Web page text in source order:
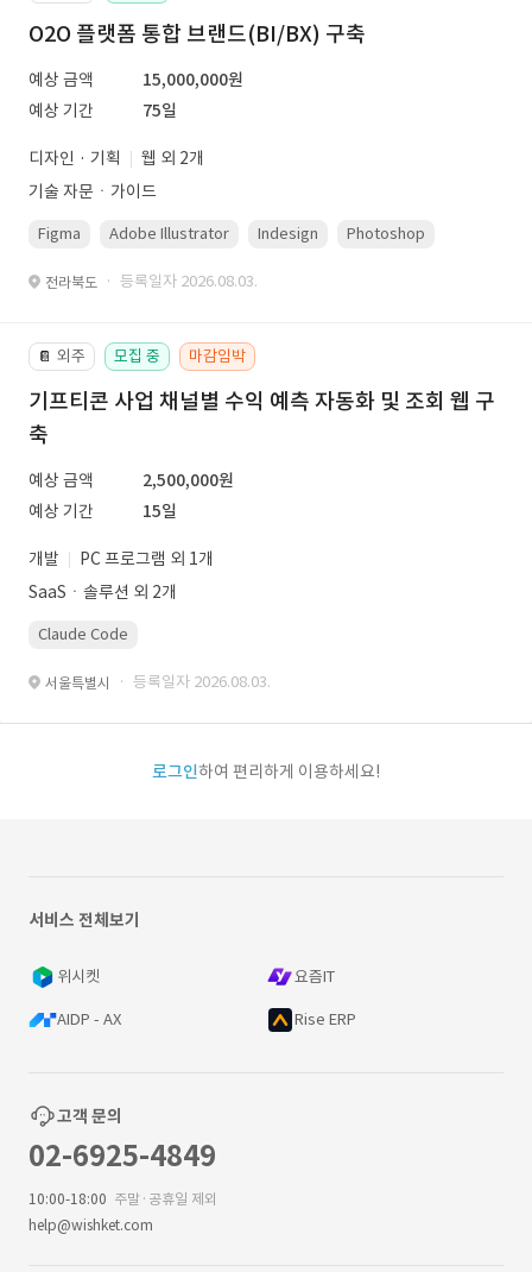
O2O 플랫폼 통합 브랜드(BI/BX) 구축
예상 금액
15,000,000원
예상 기간
75일
디자인 · 기획
웹 외 2개
기술 자문ㆍ가이드
Figma Adobe Illustrator Indesign Photoshop
전라북도 · 등록일자 2026.08.03.
📔 외주 모집 중 마감임박
기프티콘 사업 채널별 수익 예측 자동화 및 조회 웹 구
축
예상 금액
2,500,000원
예상 기간
15일
개발
PC 프로그램 외 1개
SaaSㆍ솔루션 외 2개
Claude Code
서울특별시 · 등록일자 2026.08.03.
로그인하여 편리하게 이용하세요!
서비스 전체보기
위시켓 요즘IT
AIDP - AX Rise ERP
고객 문의
02-6925-4849
10:00-18:00 주말·공휴일 제외
help@wishket.com